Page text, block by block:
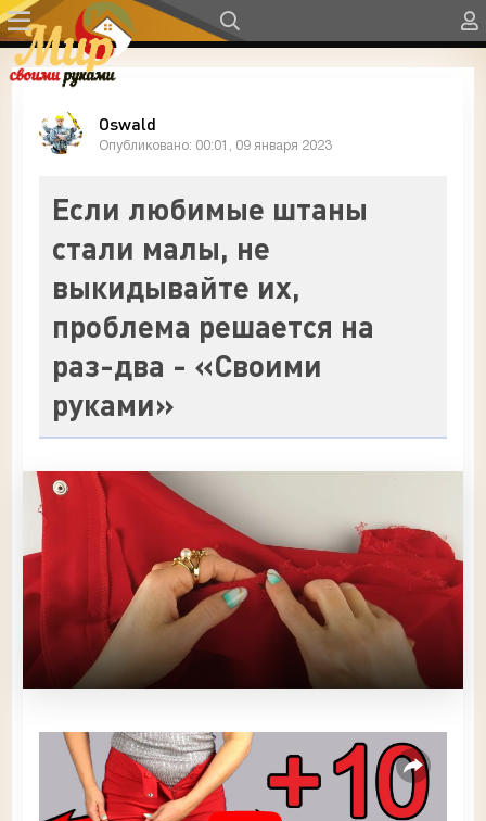
Oswald
Опубликовано: 00:01, 09 января 2023
Если любимые штаны
стали малы, не
выкидывайте их,
проблема решается на
раз-два - «Своими
руками»